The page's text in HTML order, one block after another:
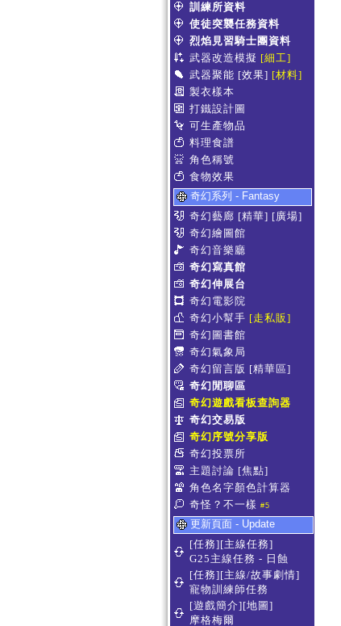
訓練所資料
使徒突襲任務資料
烈焰見習騎士團資料
武器改造模擬 [細工]
武器聚能 [效果] [材料]
製衣樣本
打鐵設計圖
可生產物品
料理食譜
角色稱號
食物效果
奇幻系列 - Fantasy
奇幻藝廊 [精華] [廣場]
奇幻繪圖館
奇幻音樂廳
奇幻寫真館
奇幻伸展台
奇幻電影院
奇幻小幫手 [走私販]
奇幻圖書館
奇幻氣象局
奇幻留言版 [精華區]
奇幻閒聊區
奇幻遊戲看板查詢器
奇幻交易版
奇幻序號分享版
奇幻投票所
主題討論 [焦點]
角色名字顏色計算器
奇怪？不一樣 #5
更新頁面 - Update
[任務][主線任務]
G25主線任務 - 日蝕
[任務][主線/故事劇情]
寵物訓練師任務
[遊戲簡介][地圖]
摩格梅爾